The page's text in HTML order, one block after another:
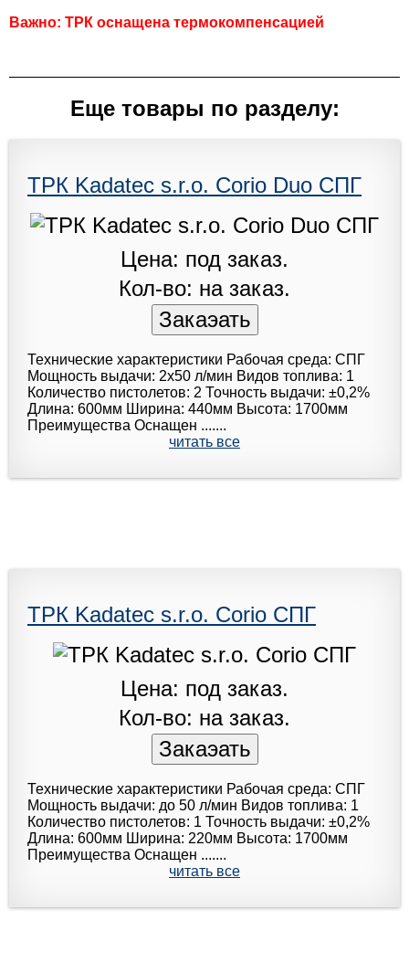
Важно: ТРК оснащена термокомпенсацией
Еще товары по разделу:
ТРК Kadatec s.r.o. Corio Duo СПГ
Цена: под заказ.
Кол-во: на заказ.
Технические характеристики Рабочая среда: СПГ
Мoщнoсть выдачи: 2x50 л/мин Видов топлива: 1
Количество пистолетов: 2 Точность выдачи: ±0,2%
Длина: 600мм Ширина: 440мм Высота: 1700мм
Преимущества Оснащен .......
читать все
ТРК Kadatec s.r.o. Corio СПГ
Цена: под заказ.
Кол-во: на заказ.
Технические характеристики Рабочая среда: СПГ
Мoщнoсть выдачи: дo 50 л/мин Видов топлива: 1
Количество пистолетов: 1 Точность выдачи: ±0,2%
Длина: 600мм Ширина: 220мм Высота: 1700мм
Преимущества Оснащен .......
читать все